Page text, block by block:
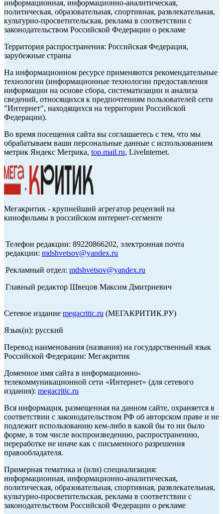
информационная, информационно-аналитическая,
политическая, образовательная, спортивная, развлекательная,
культурно-просветительская, реклама в соответствии с
законодательством Российской Федерации о рекламе
Территория распространения: Российская Федерация,
зарубежные страны
На информационном ресурсе применяются рекомендательные
технологии (информационные технологии предоставления
информации на основе сбора, систематизации и анализа
сведений, относящихся к предпочтениям пользователей сети
"Интернет", находящихся на территории Российской
Федерации).
Во время посещения сайта вы соглашаетесь с тем, что мы
обрабатываем ваши персональные данные с использованием
метрик Яндекс Метрика, top.mail.ru, LiveInternet.
Мегакритик - крупнейший агрегатор рецензий на
кинофильмы в российском интернет-сегменте
Телефон редакции: 89220866202, электронная почта
редакции: mdshvetsov@yandex.ru
Рекламный отдел: mdshvetsov@yandex.ru
Главный редактор Швецов Максим Дмитриевич
Сетевое издание megacritic.ru (МЕГАКРИТИК.РУ)
Язык(и): русский
Перевод наименования (названия) на государственный язык
Российской Федерации: Мегакритик
Доменное имя сайта в информационно-
телекоммуникационной сети «Интернет» (для сетевого
издания): megacritic.ru
Вся информация, размещенная на данном сайте, охраняется в
соответствии с законодательством РФ об авторском праве и не
подлежит использованию кем-либо в какой бы то ни было
форме, в том числе воспроизведению, распространению,
переработке не иначе как с письменного разрешения
правообладателя.
Примерная тематика и (или) специализация:
информационная, информационно-аналитическая,
политическая, образовательная, спортивная, развлекательная,
культурно-просветительская, реклама в соответствии с
законодательством Российской Федерации о рекламе